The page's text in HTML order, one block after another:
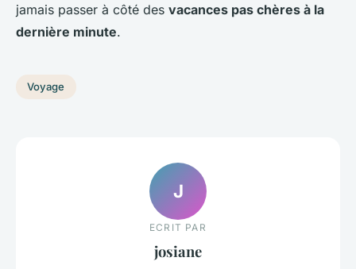
jamais passer à côté des vacances pas chères à la
dernière minute.
Voyage
J
ECRIT PAR
josiane